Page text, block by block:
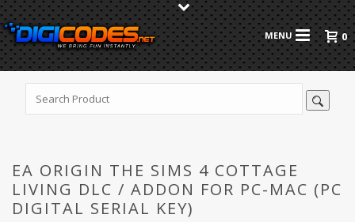
0
EA ORIGIN THE SIMS 4 COTTAGE
LIVING DLC / ADDON FOR PC-MAC (PC
DIGITAL SERIAL KEY)